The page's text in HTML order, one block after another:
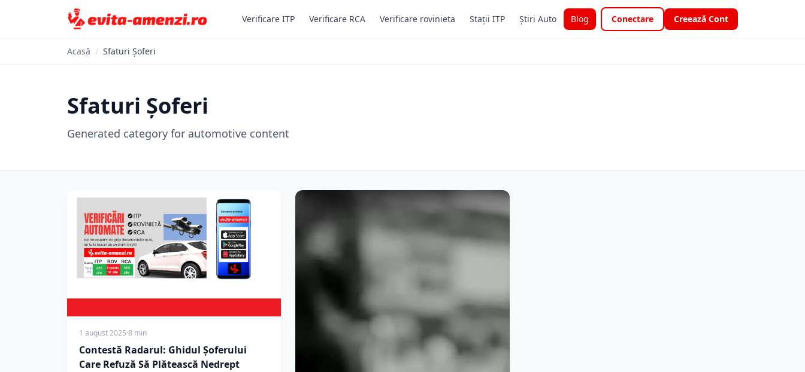
Verificare ITP Verificare RCA Verificare rovinieta Stații ITP Știri Auto Blog Conectare Creează Cont
Acasă / Sfaturi Șoferi
Sfaturi Șoferi
Generated category for automotive content
1 august 2025·8 min
Contestă Radarul: Ghidul Șoferului
Care Refuză Să Plătească Nedrept